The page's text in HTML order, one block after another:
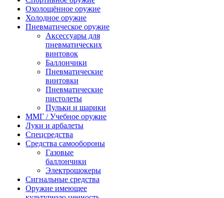
Охолощённое оружие
Холодное оружие
Пневматическое оружие
Аксессуары для
пневматических
винтовок
Баллончики
Пневматические
винтовки
Пневматические
пистолеты
Пульки и шарики
ММГ / Учебное оружие
Луки и арбалеты
Спецсредства
Средства самообороны
Газовые
баллончики
Электрошокеры
Сигнальные средства
Оружие имеющее